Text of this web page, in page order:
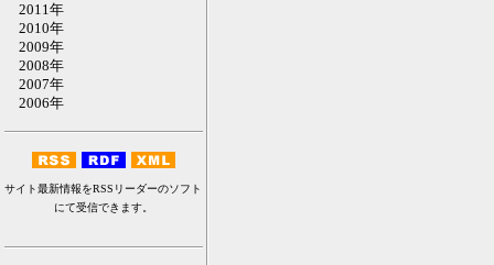
2011年
2010年
2009年
2008年
2007年
2006年
サイト最新情報をRSSリーダーのソフト
にて受信できます。